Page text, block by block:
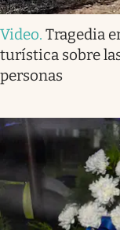
Video. Tragedia
turística sobre
personas